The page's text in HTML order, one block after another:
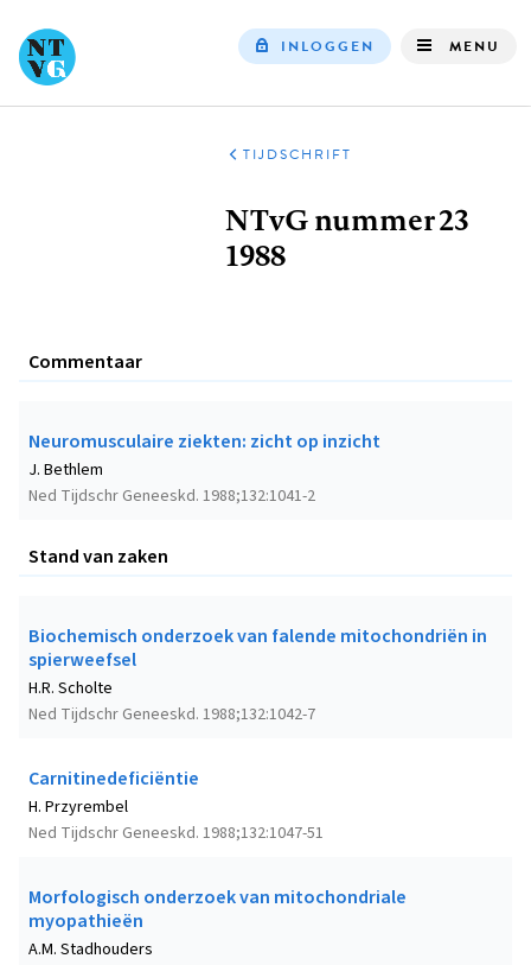
INLOGGEN MENU
TIJDSCHRIFT
NTvG nummer 23
1988
Commentaar
Neuromusculaire ziekten: zicht op inzicht
Ned Tijdschr Geneeskd. 1988;132:1041-2
J. Bethlem
Stand van zaken
Biochemisch onderzoek van falende mitochondriën in
spierweefsel
Ned Tijdschr Geneeskd. 1988;132:1042-7
H.R. Scholte
Carnitinedeficiëntie
Ned Tijdschr Geneeskd. 1988;132:1047-51
H. Przyrembel
Morfologisch onderzoek van mitochondriale
myopathieën
A.M. Stadhouders